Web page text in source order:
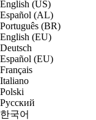
English (US)
Español (AL)
Português (BR)
English (EU)
Deutsch
Español (EU)
Français
Italiano
Polski
Русский
한국어